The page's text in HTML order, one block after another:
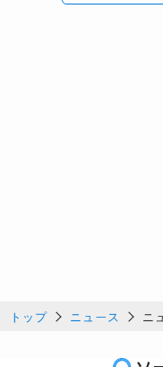
トップ ニュース ニ